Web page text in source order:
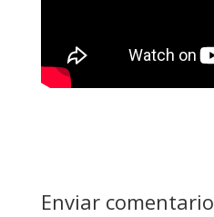
Enviar comentario